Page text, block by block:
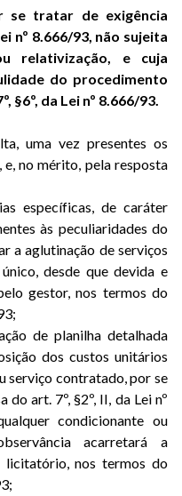
se tratar de exigência
nº 8.666/93, não sujeita
relativização, e cuja
do procedimento
da Lei nº 8.666/93.
uma vez presentes os
no mérito, pela resposta
específicas, de caráter
às peculiaridades do
a aglutinação de serviços
desde que devida e
gestor, nos termos do
de planilha detalhada
dos custos unitários
serviço contratado, por se
art. 7º, §2º, II, da Lei nº
condicionante ou
acarretará a
licitatório, nos termos do